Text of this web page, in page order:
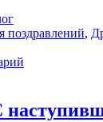
поздравлений,